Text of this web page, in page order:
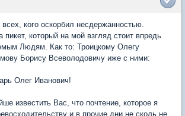
кого оскорбил несдержанностью.
пикет, который на мой взгляд стоит впредь
Людям. Как то: Троицкому Олегу
Борису Всеволодовичу иже с ними:
Олег Иванович!
известить Вас, что почтение, которое я
и в прочие дни не сколь не